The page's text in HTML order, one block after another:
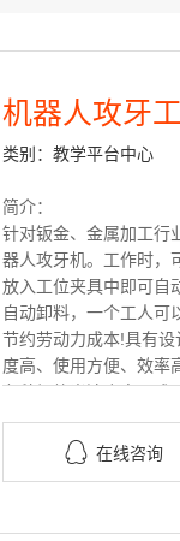
机器人攻牙
类别：教学平台中心
简介：
针对钣金、金属加工行
器人攻牙机。工作时，
放入工位夹具中即可自
自动卸料，一个工人可
节约劳动力成本!具有
度高、使用方便、效率
各种螺纹光洁度高，成
 在线咨询